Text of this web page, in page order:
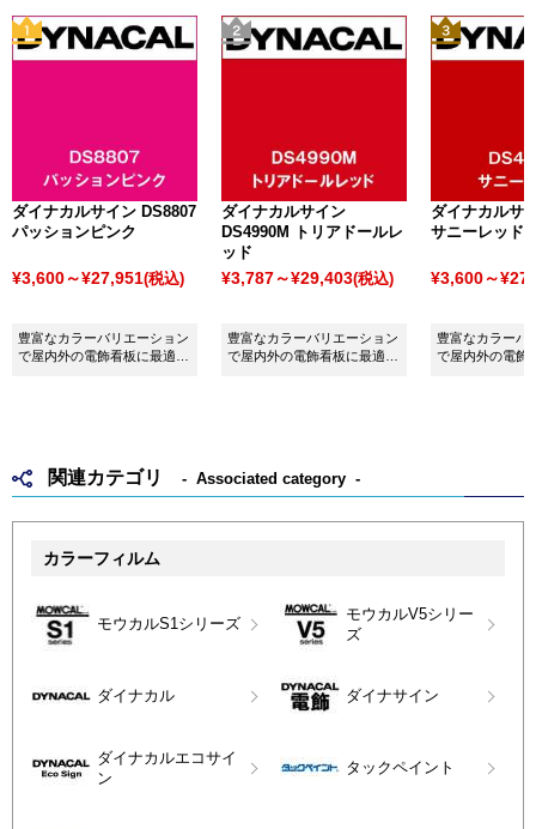
ダイナカルサイン DS8807
パッションピンク
¥3,600～¥27,951(税込)
豊富なカラーバリエーション
で屋内外の電飾看板に最適な
ダイナカルサイン
DS4990M トリアドールレ
ッド
¥3,787～¥29,403(税込)
豊富なカラーバリエーション
で屋内外の電飾看板に最適な
ダイナカルサ
サニーレッド
¥3,600～
豊富なカラーバ
で屋内外の電飾
関連カテゴリ Associated category
カラーフィルム
モウカルS1シリーズ
モウカルV5シリー
ズ
ダイナカル ダイナサイン
ダイナカルエコサイ
ン
タックペイント